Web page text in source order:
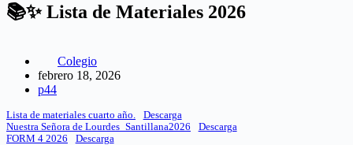
📚✨ Lista de Materiales 2026
Colegio
febrero 18, 2026
p44
Lista de materiales cuarto año.
Descarga
Nuestra Señora de Lourdes_Santillana2026
Descarga
FORM 4 2026
Descarga